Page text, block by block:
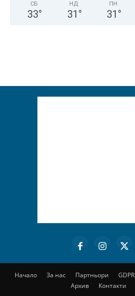
СБ
33°
НД
31 °
ПН
31 °
Начало За нас Партньори GDPR
Архив
Контакти